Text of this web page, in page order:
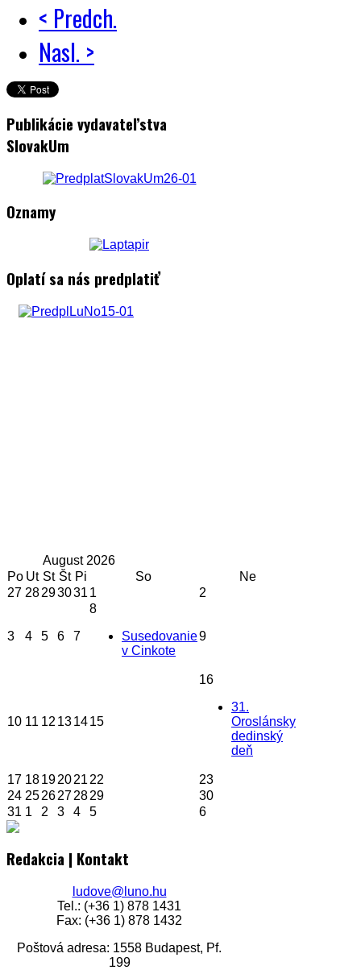
< Predch.
Nasl. >
Publikácie vydavateľstva
SlovakUm
Oznamy
Oplatí sa nás predplatiť
August 2026
Po Ut St Št Pi So
Ne
27 28293031 1 2
3 4 5 6 7
8
Susedovanie
v Cinkote
9
10 11 12 131415
16
31.
Oroslánsky
dedinský
deň
17 18192021 22
23
24 2526272829
30
31 1 2 3 4 5 6
Redakcia | Kontakt
ludove@luno.hu
Tel.: (+36 1) 878 1431
Fax: (+36 1) 878 1432
Poštová adresa: 1558 Budapest, Pf.
199